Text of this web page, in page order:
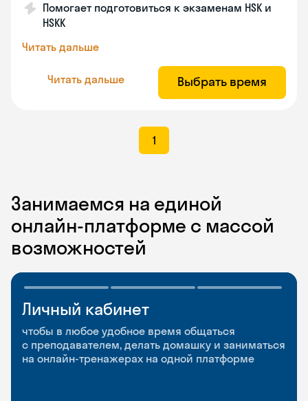
Помогает подготовиться к экзаменам HSK и
HSKK
Читать дальше
Читать дальше Выбрать время
1
Занимаемся на единой
онлайн-платформе с массой
возможностей
Личный кабинет
чтобы в любое удобное время общаться
с преподавателем, делать домашку и заниматься
на онлайн-тренажерах на одной платформе
Мобильное
приложение
чтобы заниматься и изучать новые слова где
и когда удобно
Разговорные клубы
и Talks
Групповые занятия для разговорной практики
и индивидуальные встречи с преподавателями